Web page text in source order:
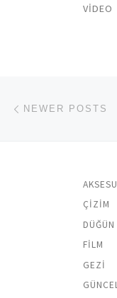
VIDEO
Posts
NEWER POSTS
ÇIZIM
FILM
GEZI